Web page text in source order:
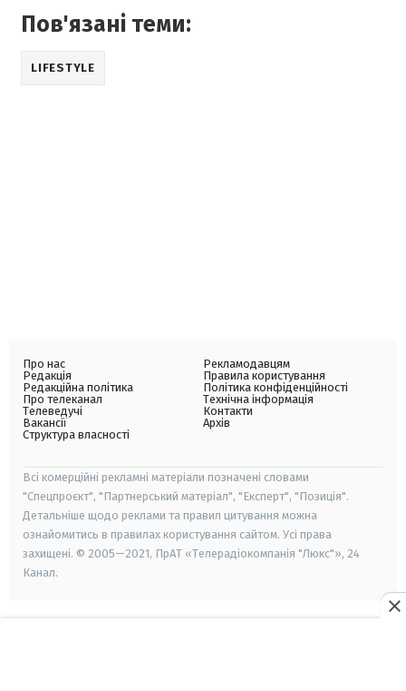
Пов'язані теми:
LIFESTYLE
Про нас
Редакція
Редакційна політика
Про телеканал
Телеведучі
Вакансії
Структура власності
Рекламодавцям
Правила користування
Політика конфіденційності
Технічна інформація
Контакти
Архів
Всі комерційні рекламні матеріали позначені словами
"Спецпроєкт", "Партнерський матеріал", "Експерт", "Позиція".
Детальніше щодо реклами та правил цитування можна
ознайомитись в правилах користування сайтом. Усі права
захищені. © 2005—2021, ПрАТ «Телерадіокомпанія "Люкс"», 24
Канал.